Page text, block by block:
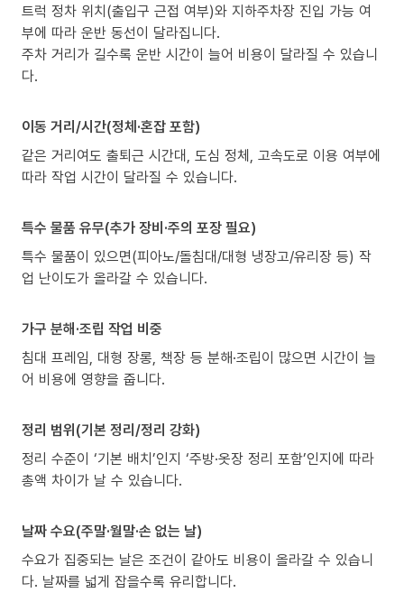
트럭 정차 위치(출입구 근접 여부)와 지하주차장 진입 가능 여
부에 따라 운반 동선이 달라집니다.
주차 거리가 길수록 운반 시간이 늘어 비용이 달라질 수 있습니
다.
이동 거리/시간(정체·혼잡 포함)
같은 거리여도 출퇴근 시간대, 도심 정체, 고속도로 이용 여부에
따라 작업 시간이 달라질 수 있습니다.
특수 물품 유무(추가 장비·주의 포장 필요)
특수 물품이 있으면(피아노/돌침대/대형 냉장고/유리장 등) 작
업 난이도가 올라갈 수 있습니다.
가구 분해·조립 작업 비중
침대 프레임, 대형 장롱, 책장 등 분해·조립이 많으면 시간이 늘
어 비용에 영향을 줍니다.
정리 범위(기본 정리/정리 강화)
정리 수준이 ‘기본 배치’인지 ‘주방·옷장 정리 포함’인지에 따라
총액 차이가 날 수 있습니다.
날짜 수요(주말·월말·손 없는 날)
수요가 집중되는 날은 조건이 같아도 비용이 올라갈 수 있습니
다. 날짜를 넓게 잡을수록 유리합니다.